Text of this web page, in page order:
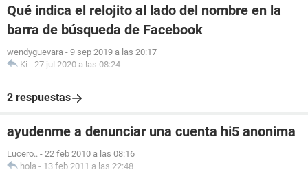
Qué indica el relojito al lado del nombre en la
barra de búsqueda de Facebook
wendyguevara - 9 sep 2019 a las 20:17
Ki - 27 jul 2020 a las 08:24
2 respuestas
ayudenme a denunciar una cuenta hi5 anonima
Lucero.. - 22 feb 2010 a las 08:16
hola - 13 feb 2011 a las 22:48